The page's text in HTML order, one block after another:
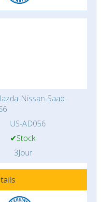
Nissan-Saab-
US-AD056
✔Stock
3Jour